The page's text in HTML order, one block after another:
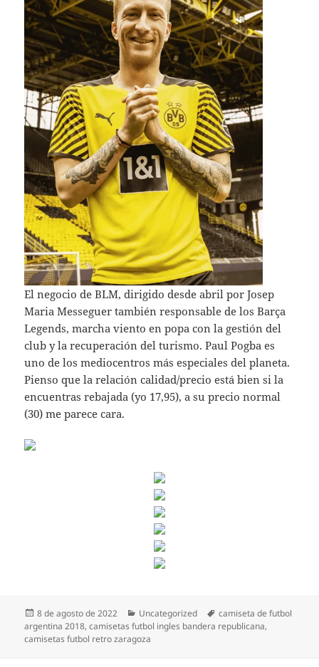
El negocio de BLM, dirigido desde abril por Josep
Maria Messeguer también responsable de los Barça
Legends, marcha viento en popa con la gestión del
club y la recuperación del turismo. Paul Pogba es
uno de los mediocentros más especiales del planeta.
Pienso que la relación calidad/precio está bien si la
encuentras rebajada (yo 17,95), a su precio normal
(30) me parece cara.
Publicado
el
8 de agosto de 2022 Categorías
Uncategorized Etiquetas
camiseta de futbol
argentina 2018,camisetas futbol ingles bandera republicana,
camisetas futbol retro zaragoza